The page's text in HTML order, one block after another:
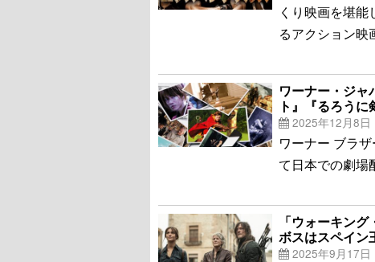
くり映画を堪
るアクション映
ワーナー・ジ
ト』『るろう
2025年12月8日
ワーナー ブラ
て日本での劇場
「ウォーキン
ボスはスペイン
2025年9月17日